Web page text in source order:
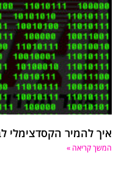
איך להמיר הקסדצימלי
המשך קריאה »